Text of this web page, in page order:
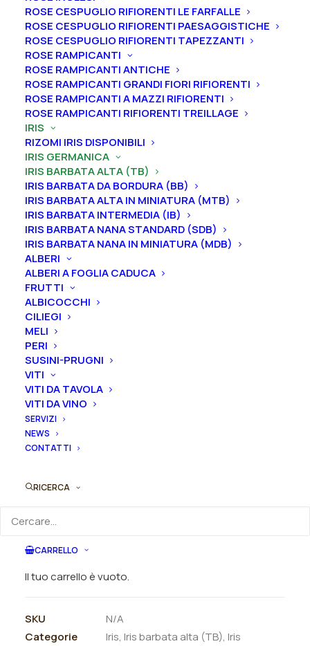
ROSE CESPUGLIO RIFIORENTI LE FARFALLE
ROSE CESPUGLIO RIFIORENTI PAESAGGISTICHE
ROSE CESPUGLIO RIFIORENTI TAPEZZANTI
ROSE RAMPICANTI
ROSE RAMPICANTI ANTICHE
ROSE RAMPICANTI GRANDI FIORI RIFIORENTI
ROSE RAMPICANTI A MAZZI RIFIORENTI
ROSE RAMPICANTI RIFIORENTI TREILLAGE
IRIS
RIZOMI IRIS DISPONIBILI
IRIS GERMANICA
IRIS BARBATA ALTA (TB)
IRIS BARBATA DA BORDURA (BB)
IRIS BARBATA ALTA IN MINIATURA (MTB)
IRIS BARBATA INTERMEDIA (IB)
IRIS BARBATA NANA STANDARD (SDB)
IRIS BARBATA NANA IN MINIATURA (MDB)
ALBERI
ALBERI A FOGLIA CADUCA
FRUTTI
ALBICOCCHI
CILIEGI
MELI
PERI
SUSINI-PRUGNI
VITI
VITI DA TAVOLA
VITI DA VINO
SERVIZI
NEWS
CONTATTI
RICERCA
CARRELLO
Il tuo carrello è vuoto.
Iris germanica “Fine
Romance”
From6,00€
L’iris germanica “Fine Romance”havessilli blu-rosa,
merlettati, ali bianche, ampio bordo sfumato blu-rosa,
merlettato, barbe rosa corallo, punte blu-rosa.
Altezza 89 cm. Fioritura medio-tardiva.
Iris in vasosono disponibili inqualsiasi periodo
mentre irizomidiIrissono disponibili solo nel
periodo che vada luglio a settembre.
Formato
Iris
germanica
"Fine
Romance"
Ordina subito questo prodotto!
Puoi acquistare ora questo prodotto contattandoci e
quantità
SKU
N/A
Categorie
Iris, Iris barbata alta (TB), Iris